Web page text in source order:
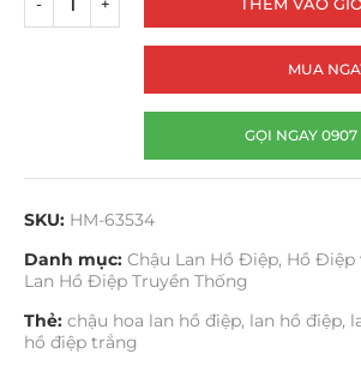
MUA
GỌI NGAY 0907
SKU: HM-63534
Danh mục: Chậu Lan Hồ Điệp, Hồ Điệp
Lan Hồ Điệp Truyền Thống
Thẻ: chậu hoa lan hồ điệp, lan hồ điệp,
hồ điệp trắng